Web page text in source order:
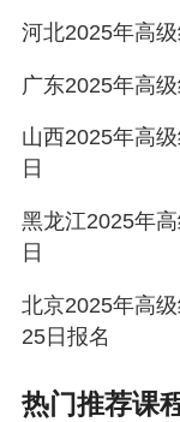
实施过程进行
讯管理部门对
必要的安全管
（七）考试过
明的考场规则
机故障、网络
安排。
（八）考生在
保管好自己的
河北2025年高
广东2025年高
山西2025年高
日
黑龙江2025年
日
北京2025年高
25日报名
热门推荐课